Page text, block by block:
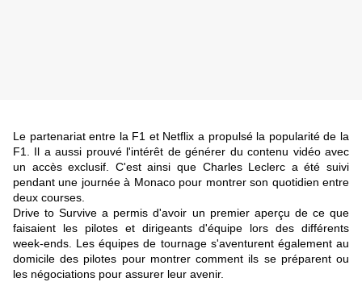
Le partenariat entre la F1 et Netflix a propulsé la popularité de la
F1. Il a aussi prouvé l'intérêt de générer du contenu vidéo avec
un accès exclusif. C'est ainsi que Charles Leclerc a été suivi
pendant une journée à Monaco pour montrer son quotidien entre
deux courses.
Drive to Survive a permis d'avoir un premier aperçu de ce que
faisaient les pilotes et dirigeants d'équipe lors des différents
week-ends. Les équipes de tournage s'aventurent également au
domicile des pilotes pour montrer comment ils se préparent ou
les négociations pour assurer leur avenir.